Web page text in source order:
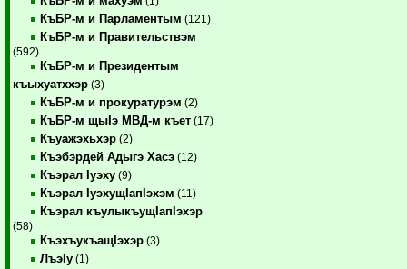
КъБР-м и Парламентым (121)
КъБР-м и Правительствэм
(592)
КъБР-м и Президентым
къыхуатххэр (3)
КъБР-м и прокуратурэм (2)
КъБР-м щыIэ МВД-м къет (17)
Къуажэхьхэр (2)
Къэбэрдей Адыгэ Хасэ (12)
Къэрал Iуэху (9)
Къэрал IуэхущIапIэхэм (11)
Къэрал къулыкъущIапIэхэр
(58)
КъэхъукъащIэхэр (3)
ЛъэIу (1)